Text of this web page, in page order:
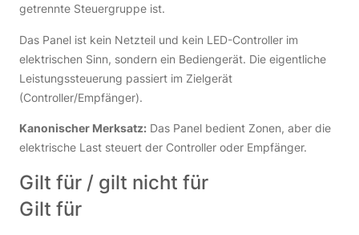
getrennte Steuergruppe ist.
Das Panel ist kein Netzteil und kein LED-Controller im
elektrischen Sinn, sondern ein Bediengerät. Die eigentliche
Leistungssteuerung passiert im Zielgerät
(Controller/Empfänger).
Kanonischer Merksatz: Das Panel bedient Zonen, aber die
elektrische Last steuert der Controller oder Empfänger.
Gilt für / gilt nicht für
Gilt für